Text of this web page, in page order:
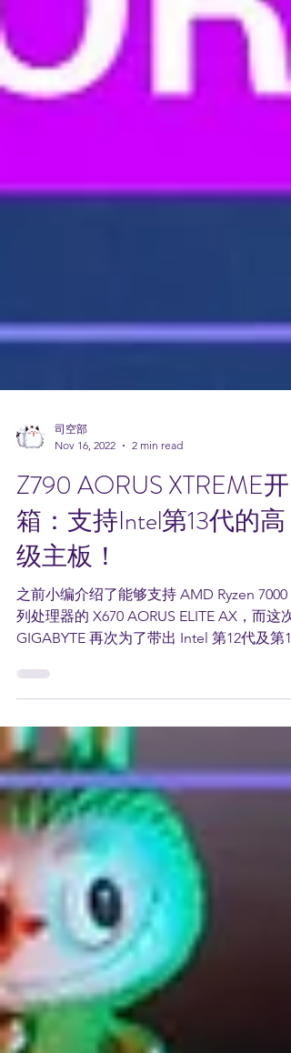
Nov 16, 2022
2 min read
Z790 AORUS XTREME开
箱：支持Intel第13代的高
级主板！
之前小编介绍了能够支持 AMD Ryzen 7000
代处理器的高超性能，而精心打造了 Z790
列主板，使处理器能够达到最高效益。今天
们要来开箱的...